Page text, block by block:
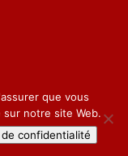
que vous
notre site Web.
de confidentialité